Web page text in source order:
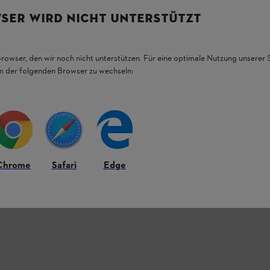
motoru. Její pravidelná výměna přispívá k
výměna tohoto filtru je důležitá pro
praktické kombinované nářadí, které je
kartonový háček, který usnadňuje
WIRD NICHT UNTERSTÜTZT
den wir noch nicht unterstützen. Für eine optimale Nutzung unserer
der folgenden Browser zu wechseln:
Safari Edge